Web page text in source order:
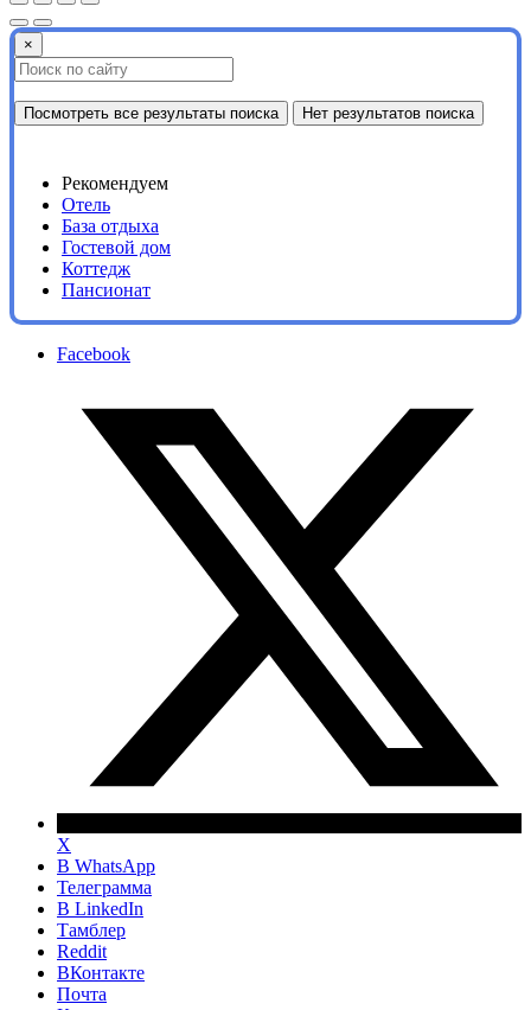
×
Посмотреть все результаты поиска Нет результатов поиска
Рекомендуем
Отель
База отдыха
Гостевой дом
Коттедж
Пансионат
Facebook
X
В WhatsApp
Телеграмма
В LinkedIn
Тамблер
Reddit
ВКонтакте
Почта